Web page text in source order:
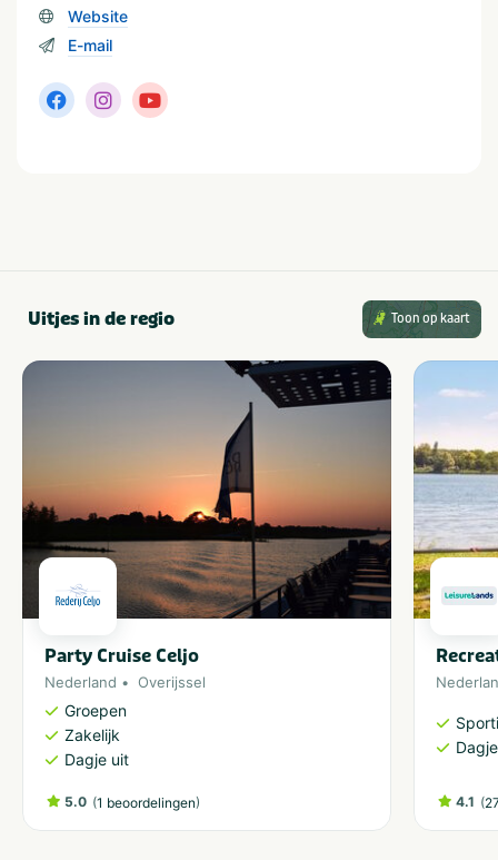
Geschikt voor alle
leeftijden
Vakantieverblijf
Stacaravan
Safari tent
Geschikt voor campers
Met zwembad
Honden toegestaan
Families met kinderen
5-sterren campings
Dichtbij centrum
stad/plaats
Grootte camping
Groot: > 250 plaatsen
Website
E-mail
Uitjes in de regio Toon op kaart
Party Cruise Celjo
Nederland Overijssel
Groepen
Zakelijk
Dagje uit
5.0 (1 beoordelingen) 4.1 (